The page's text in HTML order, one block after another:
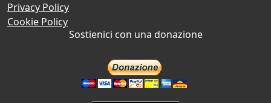
Privacy Policy
Cookie Policy
Sostienici con una donazione